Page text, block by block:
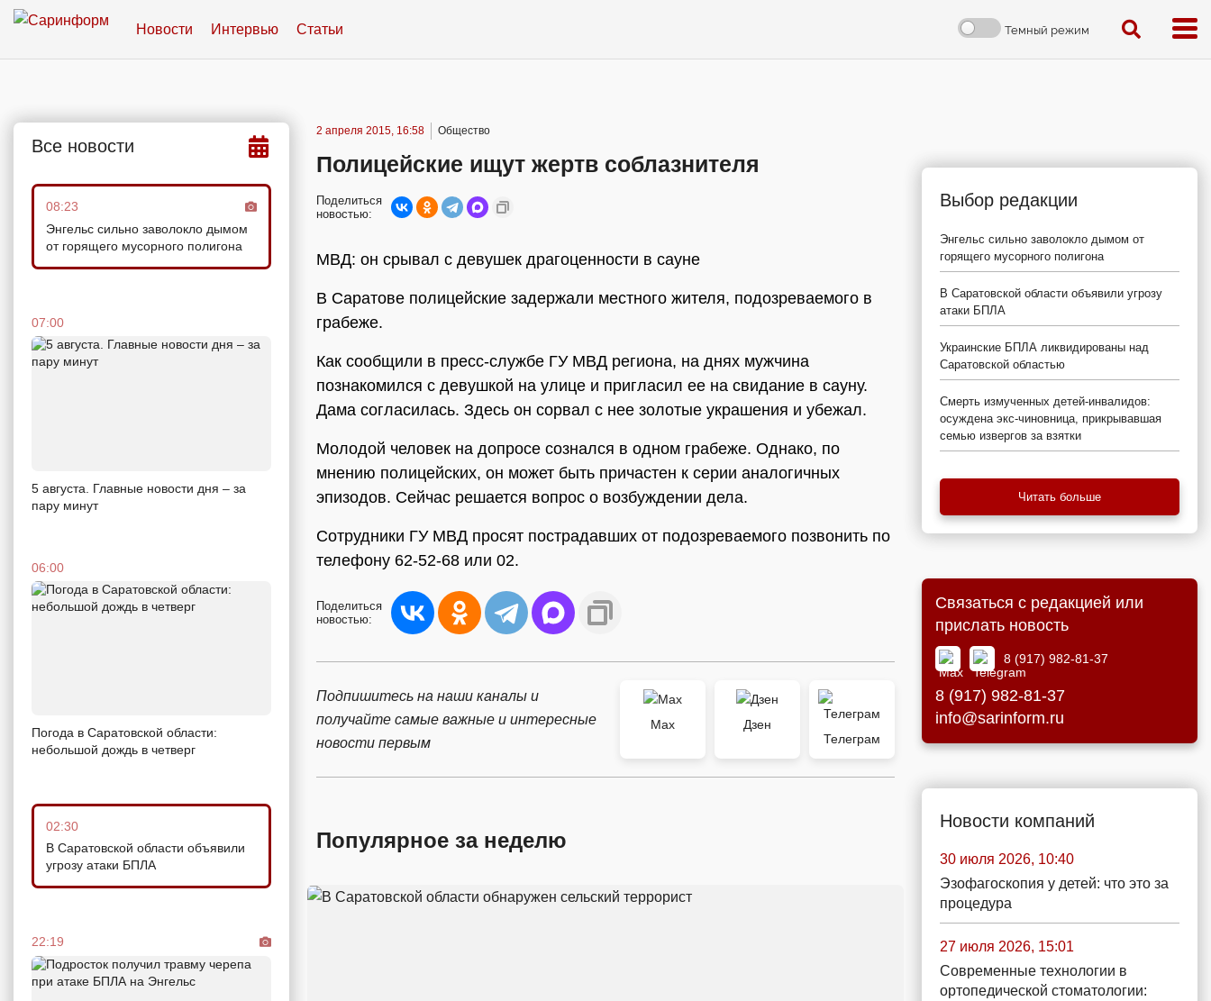
Новости Интервью Статьи Темный режим
Все новости
08:23
Энгельс сильно заволокло дымом
от горящего мусорного полигона
07:00
5 августа. Главные новости дня – за
пару минут
06:00
Погода в Саратовской области:
небольшой дождь в четверг
02:30
В Саратовской области объявили
угрозу атаки БПЛА
22:19
2 апреля 2015, 16:58 Общество
Полицейские ищут жертв соблазнителя
Поделиться
новостью:
МВД: он срывал с девушек драгоценности в сауне
В Саратове полицейские задержали местного жителя, подозреваемого в
грабеже.
Как сообщили в пресс-службе ГУ МВД региона, на днях мужчина
познакомился с девушкой на улице и пригласил ее на свидание в сауну.
Дама согласилась. Здесь он сорвал с нее золотые украшения и убежал.
Молодой человек на допросе сознался в одном грабеже. Однако, по
мнению полицейских, он может быть причастен к серии аналогичных
эпизодов. Сейчас решается вопрос о возбуждении дела.
Сотрудники ГУ МВД просят пострадавших от подозреваемого позвонить по
телефону 62-52-68 или 02.
Поделиться
новостью:
Подпишитесь на наши каналы и
получайте самые важные и интересные
новости первым
Max
Дзен
Телеграм
Популярное за неделю
Выбор редакции
Энгельс сильно заволокло дымом от
горящего мусорного полигона
В Саратовской области объявили угрозу
атаки БПЛА
Украинские БПЛА ликвидированы над
Саратовской областью
Смерть измученных детей-инвалидов:
осуждена экс-чиновница, прикрывавшая
семью извергов за взятки
Читать больше
Связаться с редакцией или
прислать новость
8 (917) 982-81-37
8 (917) 982-81-37
info@sarinform.ru
Новости компаний
30 июля 2026, 10:40
Эзофагоскопия у детей: что это за
процедура
27 июля 2026, 15:01
Современные технологии в
ортопедической стоматологии: